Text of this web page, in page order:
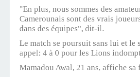
"En plus, nous sommes des
Camerounais sont des vrais
dans des équipes", dit-il.
Le match se poursuit sans lui et le
appel: 4 à 0 pour les Lions
Mamadou Awal, 21 ans, affiche sa